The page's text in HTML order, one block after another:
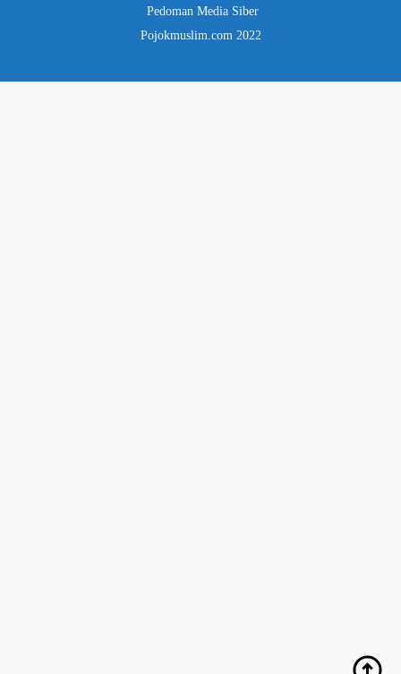
Pedoman Media Siber
Pojokmuslim.com 2022